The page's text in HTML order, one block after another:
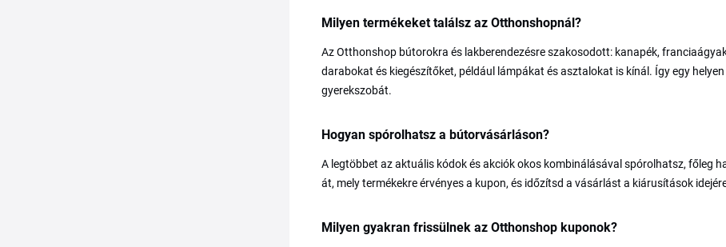
Milyen termékeket találsz az Otthonshopnál?
Az Otthonshop bútorokra és lakberendezésre szakosodott: kanapék,
darabokat és kiegészítőket, például lámpákat és asztalokat is kínál. Így egy
gyerekszobát.
Hogyan spórolhatsz a bútorvásárláson?
A legtöbbet az aktuális kódok és akciók okos kombinálásával spórolhatsz, főleg
át, mely termékekre érvényes a kupon, és időzítsd a vásárlást a kiárusítások
Milyen gyakran frissülnek az Otthonshop kuponok?